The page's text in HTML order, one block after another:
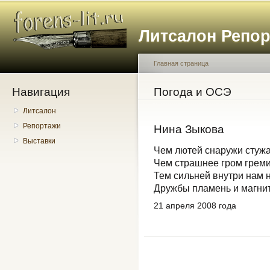
Литсалон
Навигация
Литсалон
Репортажи
Выставки
Вы здесь
Главная страница
Погода и ОСЭ
Нина Зыкова
Чем лютей снаружи
Чем страшнее гром
Тем сильней внутри нам
Дружбы пламень и
21 апреля 2008 года